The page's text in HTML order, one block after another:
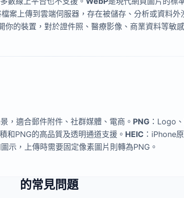
案上傳到雲端伺服器，存在被儲存、分析或資料外
的裝置，對於證件照、醫療影像、商業資料等敏
，適合郵件附件、社群媒體、電商。 PNG ：Logo
和PNG的高品質及透明通道支援。 HEIC ：iPhone
示，上傳時需要固定像素圖片則轉為PNG。
的常見問題